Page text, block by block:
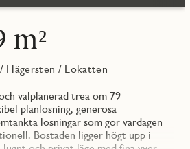
m²
/ Hägersten / Lokatten
välplanerad trea om 79
planlösning, generösa
lösningar som gör vardagen
Bostaden ligger högt upp i